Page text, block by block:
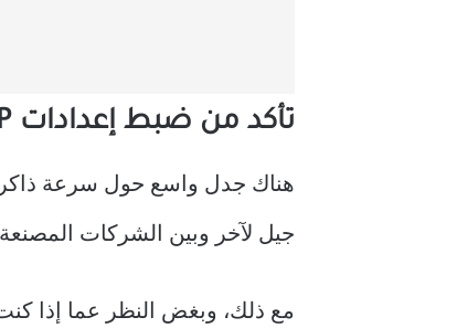
تأكد من ضبط إعدادات XMP وEXPO بشكل صحيح.
جيل لآخر وبين الشركات